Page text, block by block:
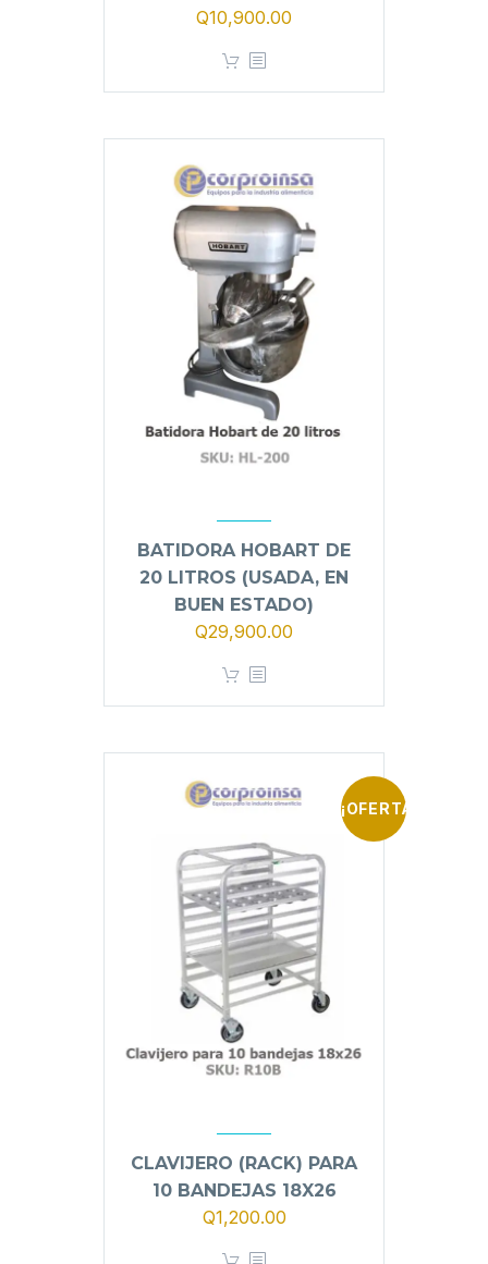
Q10,900.00
BATIDORA HOBART DE
20 LITROS (USADA, EN
BUEN ESTADO)
Q29,900.00
¡OFERTA!
CLAVIJERO (RACK) PARA
10 BANDEJAS 18X26
El
Q1,200.00El